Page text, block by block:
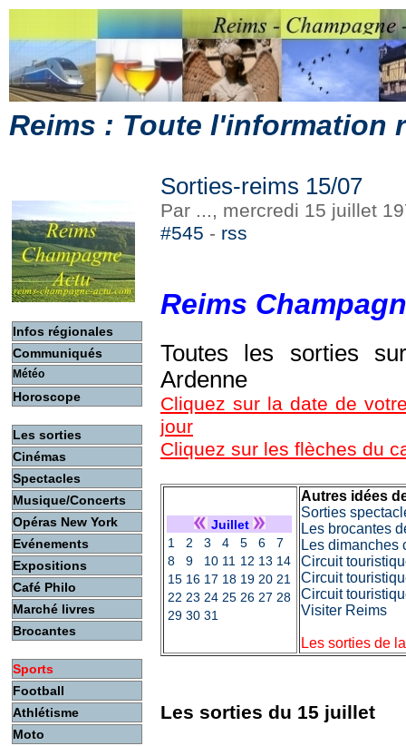
Reims : Toute l'information
Infos régionales
Communiqués
Météo
Horoscope
Les sorties
Cinémas
Spectacles
Musique/Concerts
Opéras New York
Evénements
Expositions
Café Philo
Marché livres
Brocantes
Sports
Football
Athlétisme
Moto
Sorties-reims 15/07
Par ..., mercredi 15 juillet
#545 - rss
Reims
Toutes les sorties
Ardenne
Cliquez sur la date de
jour
Cliquez sur les flèches du
Juillet
1
2 3 4 5 6
7
8
9 10 11 12 13 14
15 16 17 18 19 20 21
22 23 24 25 26 27 28
29 30 31
Autres idées
Sorties
Les brocantes
Les dimanches
Circuit
Circuit
Circuit
Visiter Reims
Les sorties de
Les sorties du 15 juillet